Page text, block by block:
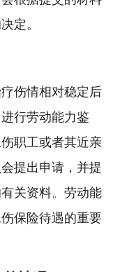
定。
伤情相对稳定后
行劳动能力鉴
职工或者其近亲
提出申请，并提
关资料。劳动能
保险待遇的重要